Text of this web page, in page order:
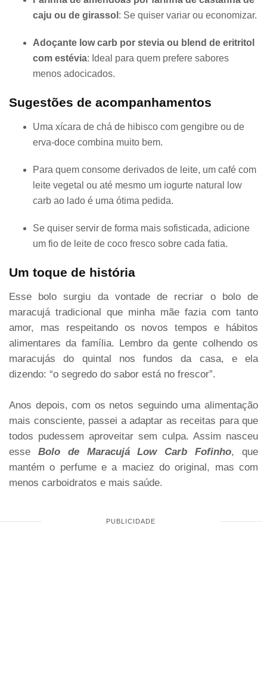
caju ou de girassol : Se quiser variar ou economizar.
Adoçante low carb por stevia ou blend de eritritol
com estévia: Ideal para quem prefere sabores
menos adocicados.
Sugestões de acompanhamentos
Uma xícara de chá de hibisco com gengibre ou de
erva-doce combina muito bem.
Para quem consome derivados de leite, um café com
leite vegetal ou até mesmo um iogurte natural low
carb ao lado é uma ótima pedida.
Se quiser servir de forma mais sofisticada, adicione
um fio de leite de coco fresco sobre cada fatia.
Um toque de história
Esse bolo surgiu da vontade de recriar o bolo de
maracujá tradicional que minha mãe fazia com tanto
amor, mas respeitando os novos tempos e hábitos
alimentares da família. Lembro da gente colhendo os
maracujás do quintal nos fundos da casa, e ela
dizendo: “o segredo do sabor está no frescor”.
Anos depois, com os netos seguindo uma alimentação
mais consciente, passei a adaptar as receitas para que
todos pudessem aproveitar sem culpa. Assim nasceu
esse Bolo de Maracujá Low Carb Fofinho, que
mantém o perfume e a maciez do original, mas com
menos carboidratos e mais saúde.